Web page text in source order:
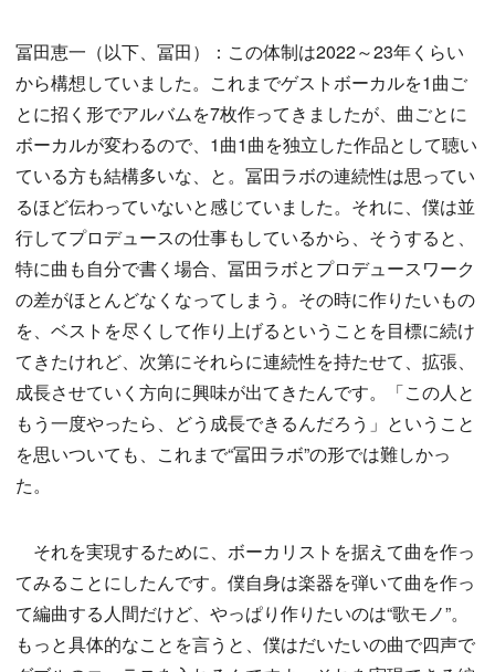
冨田恵一（以下、冨田）：この体制は2022～23年くらい
から構想していました。これまでゲストボーカルを1曲ご
とに招く形でアルバムを7枚作ってきましたが、曲ごとに
ボーカルが変わるので、1曲1曲を独立した作品として聴い
ている方も結構多いな、と。冨田ラボの連続性は思ってい
るほど伝わっていないと感じていました。それに、僕は並
行してプロデュースの仕事もしているから、そうすると、
特に曲も自分で書く場合、冨田ラボとプロデュースワーク
の差がほとんどなくなってしまう。その時に作りたいもの
を、ベストを尽くして作り上げるということを目標に続け
てきたけれど、次第にそれらに連続性を持たせて、拡張、
成長させていく方向に興味が出てきたんです。「この人と
もう一度やったら、どう成長できるんだろう」ということ
を思いついても、これまで“冨田ラボ”の形では難しかっ
た。
それを実現するために、ボーカリストを据えて曲を作っ
てみることにしたんです。僕自身は楽器を弾いて曲を作っ
て編曲する人間だけど、やっぱり作りたいのは“歌モノ”。
もっと具体的なことを言うと、僕はだいたいの曲で四声で